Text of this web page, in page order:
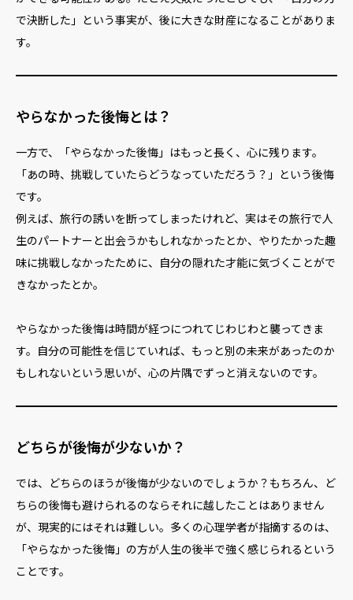
で決断した」という事実が、後に大きな財産になることがありま
す。
やらなかった後悔とは？
一方で、「やらなかった後悔」はもっと長く、心に残ります。
「あの時、挑戦していたらどうなっていただろう？」という後悔
です。
例えば、旅行の誘いを断ってしまったけれど、実はその旅行で人
生のパートナーと出会うかもしれなかったとか、やりたかった趣
味に挑戦しなかったために、自分の隠れた才能に気づくことがで
きなかったとか。
やらなかった後悔は時間が経つにつれてじわじわと襲ってきま
す。自分の可能性を信じていれば、もっと別の未来があったのか
もしれないという思いが、心の片隅でずっと消えないのです。
どちらが後悔が少ないか？
では、どちらのほうが後悔が少ないのでしょうか？もちろん、ど
ちらの後悔も避けられるのならそれに越したことはありません
が、現実的にはそれは難しい。多くの心理学者が指摘するのは、
「やらなかった後悔」の方が人生の後半で強く感じられるという
ことです。